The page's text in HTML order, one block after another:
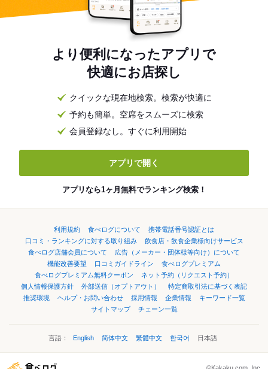
より便利になったアプリで
快適にお店探し
クイックな現在地検索。検索が快適に
予約も簡単。空席をスムーズに検索
会員登録なし。すぐに利用開始
アプリで開く
アプリなら1ヶ月無料でランキング検索！
利用規約 食べログについて
携帯電話番号認証とは
口コミ・ランキングに対する取り組み
飲食店・飲食企業様向けサービス
食べログ店舗会員について
広告（メーカー・団体様等向け）について
機能改善要望
口コミガイドライン
食べログプレミアム
食べログプレミアム無料クーポン
ネット予約（リクエスト予約）
個人情報保護方針
外部送信（オプトアウト）
特定商取引法に基づく表記
推奨環境
ヘルプ・お問い合わせ 採用情報 企業情報
キーワード一覧
サイトマップ
チェーン一覧
言語： English 简体中文 繁體中文 한국어 日本語